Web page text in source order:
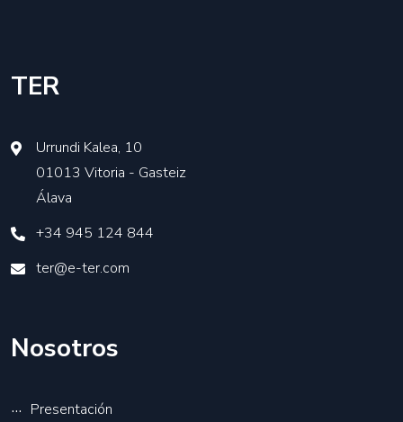
TER
Urrundi Kalea, 10
01013 Vitoria - Gasteiz
Álava
+34 945 124 844
ter@e-ter.com
Nosotros
Presentación